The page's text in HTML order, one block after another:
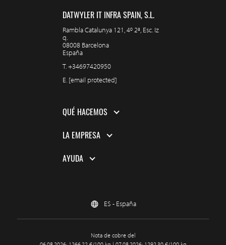
DATWYLER IT INFRA SPAIN, S.L.
Rambla Catalunya 121, 4º 2ª, Esc. Iz
q.
08008 Barcelona
España
T.+34697420950
E. [email protected]
QUÉ HACEMOS
LA EMPRESA
AYUDA
ES - España
Nota de cobre del